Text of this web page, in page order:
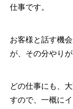
仕事です。
お客様と話す機
が、その分やり
どの仕事にも、
すので、一概に